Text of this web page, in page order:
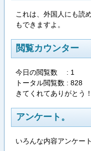
これは、外国人にも読
もできますよ。
閲覧カウンター
今日の閲覧数 : 1
トータル閲覧数 : 828
きてくれてありがとう！
アンケート。
いろんな内容アンケート